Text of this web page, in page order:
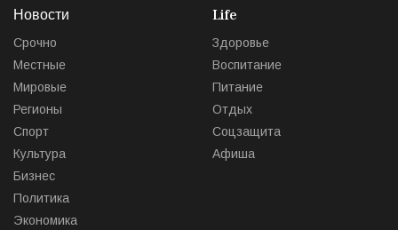
Новости
Срочно
Местные
Мировые
Регионы
Спорт
Культура
Бизнес
Политика
Экономика
Life
Здоровье
Воспитание
Питание
Отдых
Соцзащита
Афиша